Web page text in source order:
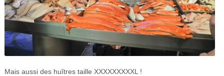
Mais aussi des huîtres taille XXXXXXXXXL !